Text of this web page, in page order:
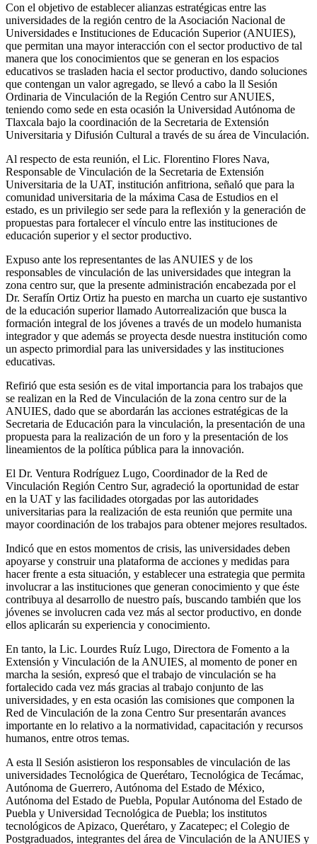
Con el objetivo de establecer alianzas estratégicas entre las
universidades de la región centro de la Asociación Nacional de
Universidades e Instituciones de Educación Superior (ANUIES),
que permitan una mayor interacción con el sector productivo de tal
manera que los conocimientos que se generan en los espacios
educativos se trasladen hacia el sector productivo, dando soluciones
que contengan un valor agregado, se llevó a cabo la ll Sesión
Ordinaria de Vinculación de la Región Centro sur ANUIES,
teniendo como sede en esta ocasión la Universidad Autónoma de
Tlaxcala bajo la coordinación de la Secretaria de Extensión
Universitaria y Difusión Cultural a través de su área de Vinculación.
Al respecto de esta reunión, el Lic. Florentino Flores Nava,
Responsable de Vinculación de la Secretaria de Extensión
Universitaria de la UAT, institución anfitriona, señaló que para la
comunidad universitaria de la máxima Casa de Estudios en el
estado, es un privilegio ser sede para la reflexión y la generación de
propuestas para fortalecer el vínculo entre las instituciones de
educación superior y el sector productivo.
Expuso ante los representantes de las ANUIES y de los
responsables de vinculación de las universidades que integran la
zona centro sur, que la presente administración encabezada por el
Dr. Serafín Ortiz Ortiz ha puesto en marcha un cuarto eje sustantivo
de la educación superior llamado Autorrealización que busca la
formación integral de los jóvenes a través de un modelo humanista
integrador y que además se proyecta desde nuestra institución como
un aspecto primordial para las universidades y las instituciones
educativas.
Refirió que esta sesión es de vital importancia para los trabajos que
se realizan en la Red de Vinculación de la zona centro sur de la
ANUIES, dado que se abordarán las acciones estratégicas de la
Secretaria de Educación para la vinculación, la presentación de una
propuesta para la realización de un foro y la presentación de los
lineamientos de la política pública para la innovación.
El Dr. Ventura Rodríguez Lugo, Coordinador de la Red de
Vinculación Región Centro Sur, agradeció la oportunidad de estar
en la UAT y las facilidades otorgadas por las autoridades
universitarias para la realización de esta reunión que permite una
mayor coordinación de los trabajos para obtener mejores resultados.
Indicó que en estos momentos de crisis, las universidades deben
apoyarse y construir una plataforma de acciones y medidas para
hacer frente a esta situación, y establecer una estrategia que permita
involucrar a las instituciones que generan conocimiento y que éste
contribuya al desarrollo de nuestro país, buscando también que los
jóvenes se involucren cada vez más al sector productivo, en donde
ellos aplicarán su experiencia y conocimiento.
En tanto, la Lic. Lourdes Ruíz Lugo, Directora de Fomento a la
Extensión y Vinculación de la ANUIES, al momento de poner en
marcha la sesión, expresó que el trabajo de vinculación se ha
fortalecido cada vez más gracias al trabajo conjunto de las
universidades, y en esta ocasión las comisiones que componen la
Red de Vinculación de la zona Centro Sur presentarán avances
importante en lo relativo a la normatividad, capacitación y recursos
humanos, entre otros temas.
A esta ll Sesión asistieron los responsables de vinculación de las
universidades Tecnológica de Querétaro, Tecnológica de Tecámac,
Autónoma de Guerrero, Autónoma del Estado de México,
Autónoma del Estado de Puebla, Popular Autónoma del Estado de
Puebla y Universidad Tecnológica de Puebla; los institutos
tecnológicos de Apizaco, Querétaro, y Zacatepec; el Colegio de
Postgraduados, integrantes del área de Vinculación de la ANUIES y